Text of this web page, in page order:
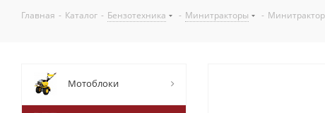
Главная - Каталог - Бензотехника - Минитракторы - Минитрактор
Мотоблоки